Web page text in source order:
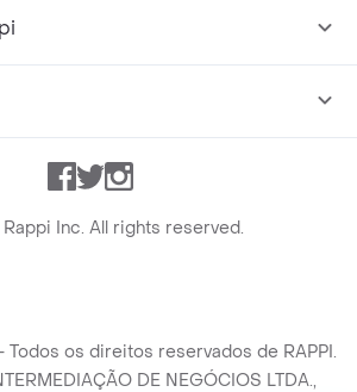
Facebook
TwitterInstagram
Rappi Inc. All rights reserved.
os direitos reservados de RAPPI.
DE NEGÓCIOS LTDA.,